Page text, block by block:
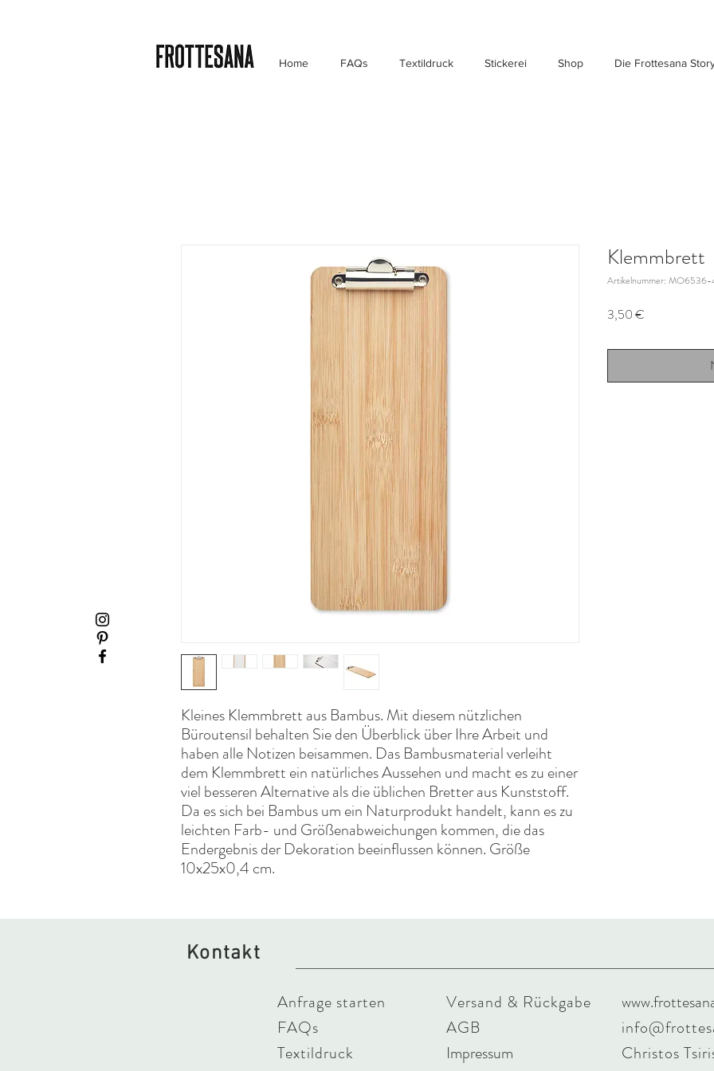
Home FAQs Textildruck Stickerei Shop Die Frottesana
Kleines Klemmbrett aus Bambus. Mit diesem nützlichen
Büroutensil behalten Sie den Überblick über Ihre Arbeit und
haben alle Notizen beisammen. Das Bambusmaterial verleiht
dem Klemmbrett ein natürliches Aussehen und macht es zu einer
viel besseren Alternative als die üblichen Bretter aus Kunststoff.
Da es sich bei Bambus um ein Naturprodukt handelt, kann es zu
leichten Farb- und Größenabweichungen kommen, die das
Endergebnis der Dekoration beeinflussen können. Größe
10x25x0,4 cm.
Klemmbrett
Artikelnummer:
3,50 €
Kontakt
Anfrage starten
FAQs
Textildruck
Versand & Rückgabe
AGB
Impressum
Christos